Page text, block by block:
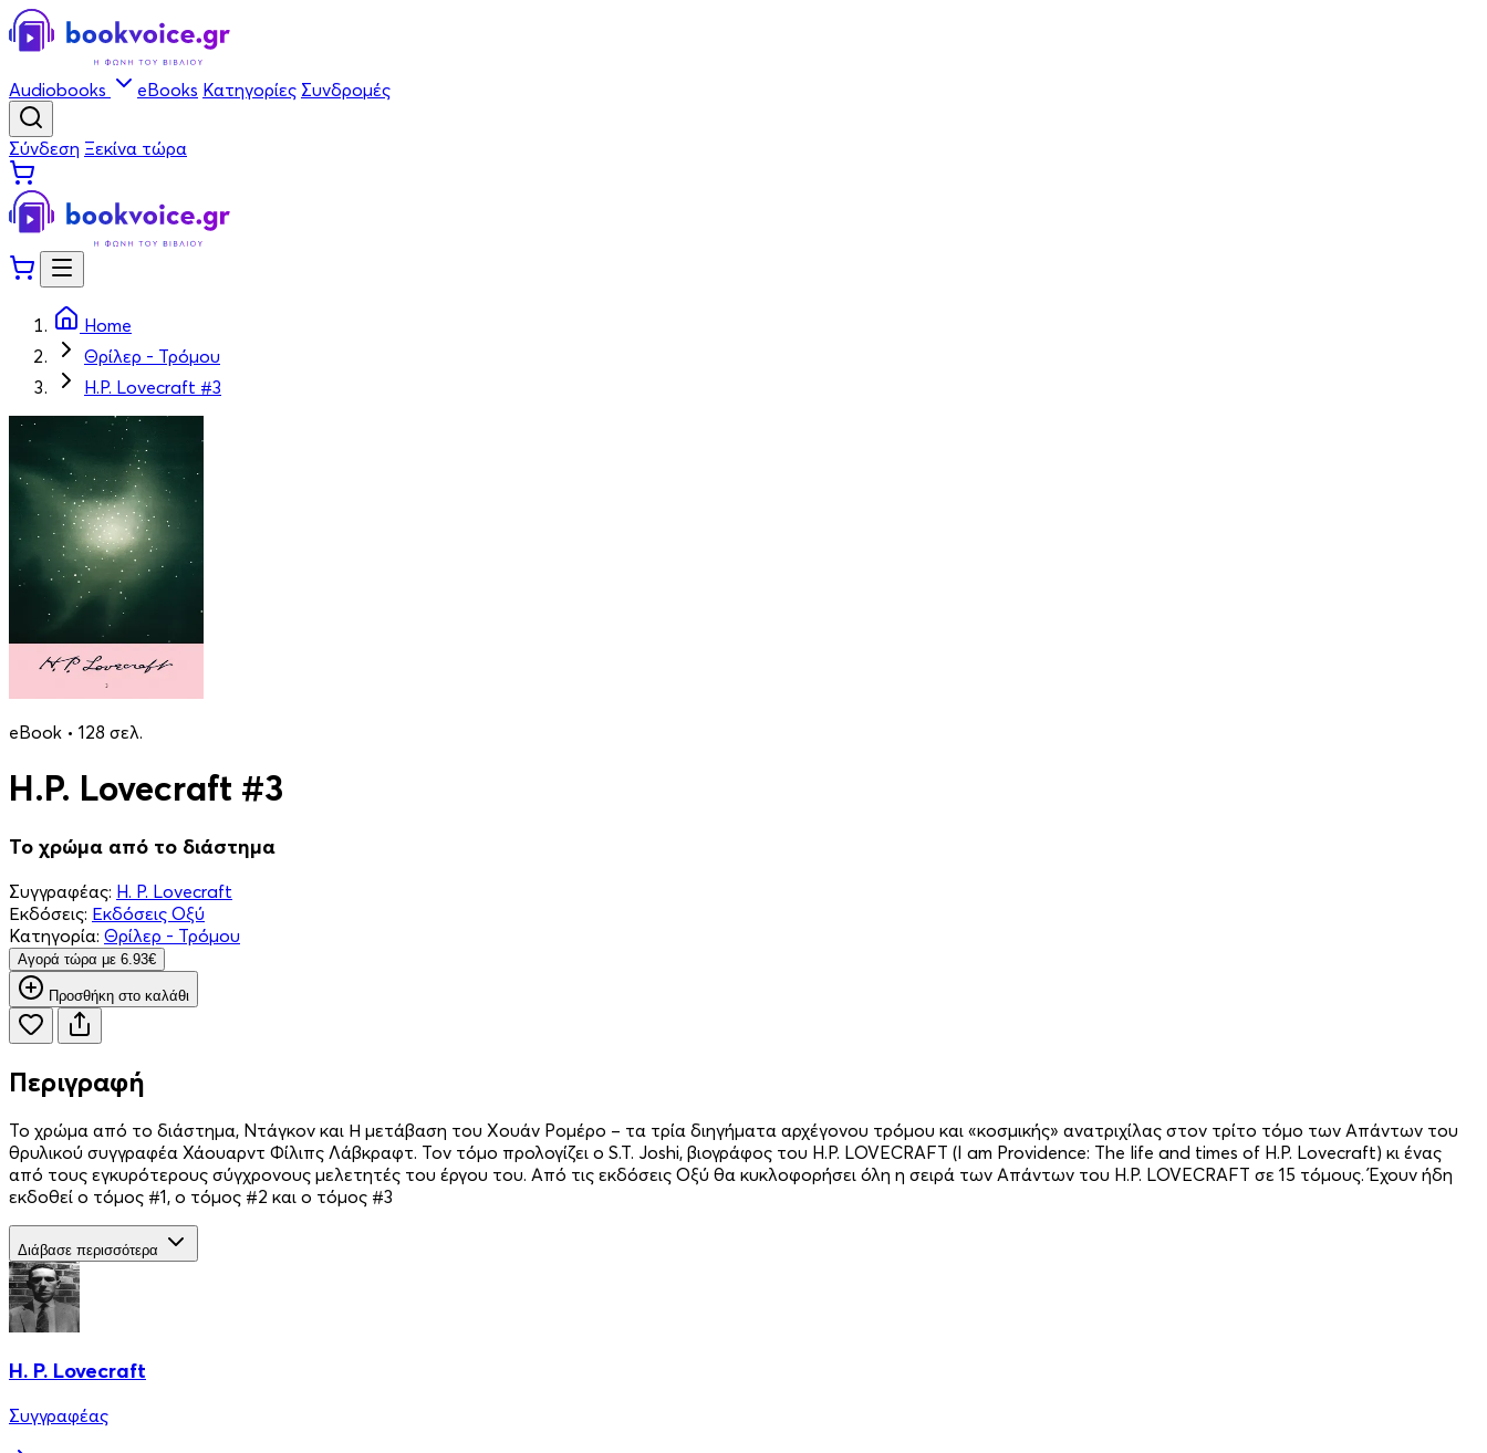
Audiobooks eBooks Κατηγορίες Συνδρομές
Σύνδεση Ξεκίνα τώρα
Home
Θρίλερ - Τρόμου
H.P. Lovecraft #3
eBook • 128 σελ.
H.P. Lovecraft #3
Το χρώμα από το διάστημα
Συγγραφέας: H. P. Lovecraft
Εκδόσεις: Εκδόσεις Οξύ
Κατηγορία: Θρίλερ - Τρόμου
Aγορά τώρα με 6.93€
Προσθήκη στο καλάθι
Περιγραφή
Το χρώμα από το διάστημα, Ντάγκον και Η μετάβαση του Χουάν Ρομέρο – τα τρία διηγήματα αρχέγονου τρόμου και «κοσμικής» ανατριχίλας στον τρίτο τόμο των Απάντων του
θρυλικού συγγραφέα Χάουαρντ Φίλιπς Λάβκραφτ. Τον τόμο προλογίζει ο S.T. Joshi, βιογράφος του H.P. LOVECRAFT (I am Providence: The life and times of H.P. Lovecraft) κι ένας
από τους εγκυρότερους σύγχρονους μελετητές του έργου του. Από τις εκδόσεις Οξύ θα κυκλοφορήσει όλη η σειρά των Απάντων του H.P. LOVECRAFT σε 15 τόμους. Έχουν ήδη
εκδοθεί ο τόμος #1, ο τόμος #2 και ο τόμος #3
Διάβασε περισσότερα
H. P. Lovecraft
Συγγραφέας